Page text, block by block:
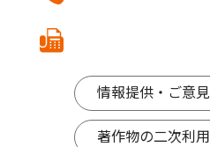
情報提供・ご意
著作物の二次利